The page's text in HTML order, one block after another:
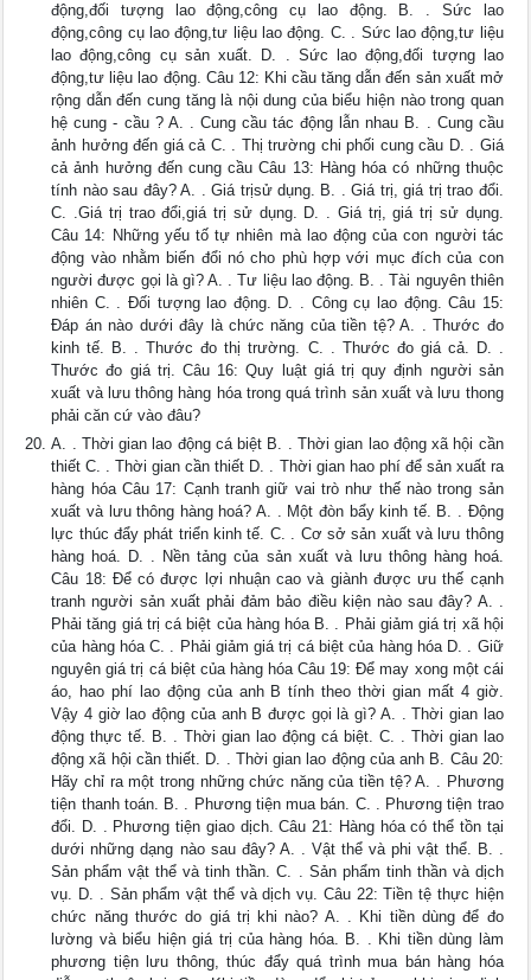
động,đối tượng lao động,công cụ lao động. B. . Sức lao
động,công cụ lao động,tư liệu lao động. C. . Sức lao động,tư liệu
lao động,công cụ sản xuất. D. . Sức lao động,đối tượng lao
động,tư liệu lao động. Câu 12: Khi cầu tăng dẫn đến sản xuất mở
rộng dẫn đến cung tăng là nội dung của biểu hiện nào trong quan
hệ cung - cầu ? A. . Cung cầu tác động lẫn nhau B. . Cung cầu
ảnh hưởng đến giá cả C. . Thị trường chi phối cung cầu D. . Giá
cả ảnh hưởng đến cung cầu Câu 13: Hàng hóa có những thuộc
tính nào sau đây? A. . Giá trịsử dụng. B. . Giá trị, giá trị trao đổi.
C. .Giá trị trao đổi,giá trị sử dụng. D. . Giá trị, giá trị sử dụng.
Câu 14: Những yếu tố tự nhiên mà lao động của con người tác
động vào nhằm biến đổi nó cho phù hợp với mục đích của con
người được gọi là gì? A. . Tư liệu lao động. B. . Tài nguyên thiên
nhiên C. . Đối tượng lao động. D. . Công cụ lao động. Câu 15:
Đáp án nào dưới đây là chức năng của tiền tệ? A. . Thước đo
kinh tế. B. . Thước đo thị trường. C. . Thước đo giá cả. D. .
Thước đo giá trị. Câu 16: Quy luật giá trị quy định người sản
xuất và lưu thông hàng hóa trong quá trình sản xuất và lưu thong
phải căn cứ vào đâu?
A. . Thời gian lao động cá biệt B. . Thời gian lao động xã hội cần
thiết C. . Thời gian cần thiết D. . Thời gian hao phí để sản xuất ra
hàng hóa Câu 17: Cạnh tranh giữ vai trò như thế nào trong sản
xuất và lưu thông hàng hoá? A. . Một đòn bẩy kinh tế. B. . Động
lực thúc đẩy phát triển kinh tế. C. . Cơ sở sản xuất và lưu thông
hàng hoá. D. . Nền tảng của sản xuất và lưu thông hàng hoá.
Câu 18: Để có được lợi nhuận cao và giành được ưu thế cạnh
tranh người sản xuất phải đảm bảo điều kiện nào sau đây? A. .
Phải tăng giá trị cá biệt của hàng hóa B. . Phải giảm giá trị xã hội
của hàng hóa C. . Phải giảm giá trị cá biệt của hàng hóa D. . Giữ
nguyên giá trị cá biệt của hàng hóa Câu 19: Để may xong một cái
áo, hao phí lao động của anh B tính theo thời gian mất 4 giờ.
Vậy 4 giờ lao động của anh B được gọi là gì? A. . Thời gian lao
động thực tế. B. . Thời gian lao động cá biệt. C. . Thời gian lao
động xã hội cần thiết. D. . Thời gian lao động của anh B. Câu 20:
Hãy chỉ ra một trong những chức năng của tiền tệ? A. . Phương
tiện thanh toán. B. . Phương tiện mua bán. C. . Phương tiện trao
đổi. D. . Phương tiện giao dịch. Câu 21: Hàng hóa có thể tồn tại
dưới những dạng nào sau đây? A. . Vật thể và phi vật thể. B. .
Sản phẩm vật thể và tinh thần. C. . Sản phẩm tinh thần và dịch
vụ. D. . Sản phẩm vật thể và dịch vụ. Câu 22: Tiền tệ thực hiện
chức năng thước do giá trị khi nào? A. . Khi tiền dùng để đo
lường và biểu hiện giá trị của hàng hóa. B. . Khi tiền dùng làm
phương tiện lưu thông, thúc đẩy quá trình mua bán hàng hóa